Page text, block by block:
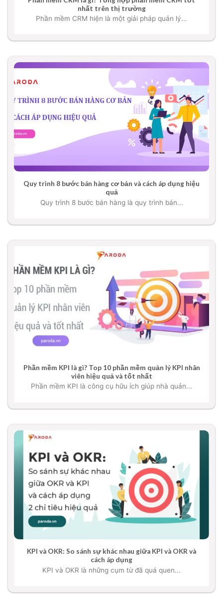
nhất trên thị trường
Phần mềm CRM hiện là một giải pháp quản lý...
Quy trình 8 bước bán hàng cơ bản và cách áp dụng hiệu
quả
Quy trình 8 bước bán hàng là quy trình bán...
Phần mềm KPI là gì? Top 10 phần mềm quản lý KPI nhân
viên hiệu quả và tốt nhất
Phần mềm KPI là công cụ hữu ích giúp nhà quản...
KPI và OKR: So sánh sự khác nhau giữa KPI và OKR và
cách áp dụng
KPI và OKR là những cụm từ đã quá quen...